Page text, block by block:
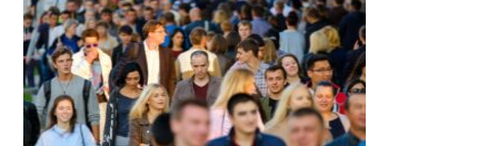
l’étonnante histoire de l' Airbus A220 –
ici.fr